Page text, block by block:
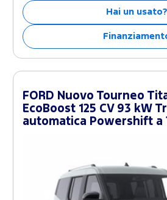
Hai un usato?
FORD Nuovo Tourneo
EcoBoost 125 CV 93 kW
automatica Powershift a